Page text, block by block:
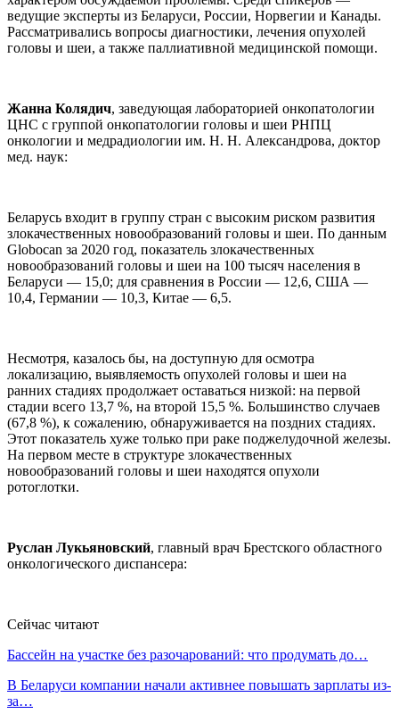
ведущие эксперты из Беларуси, России, Норвегии и Канады.
Рассматривались вопросы диагностики, лечения опухолей
головы и шеи, а также паллиативной медицинской помощи.
Жанна Колядич, заведующая лабораторией онкопатологии
ЦНС с группой онкопатологии головы и шеи РНПЦ
онкологии и медрадиологии им. Н. Н. Александрова, доктор
мед. наук:
Беларусь входит в группу стран с высоким риском развития
злокачественных новообразований головы и шеи. По данным
Globocan за 2020 год, показатель злокачественных
новообразований головы и шеи на 100 тысяч населения в
Беларуси — 15,0; для сравнения в России — 12,6, США —
10,4, Германии — 10,3, Китае — 6,5.
Несмотря, казалось бы, на доступную для осмотра
локализацию, выявляемость опухолей головы и шеи на
ранних стадиях продолжает оставаться низкой: на первой
стадии всего 13,7 %, на второй 15,5 %. Большинство случаев
(67,8 %), к сожалению, обнаруживается на поздних стадиях.
Этот показатель хуже только при раке поджелудочной железы.
На первом месте в структуре злокачественных
новообразований головы и шеи находятся опухоли
ротоглотки.
Руслан Лукьяновский, главный врач Брестского областного
онкологического диспансера:
Сейчас читают
Бассейн на участке без разочарований: что продумать до…
В Беларуси компании начали активнее повышать зарплаты из-
за…